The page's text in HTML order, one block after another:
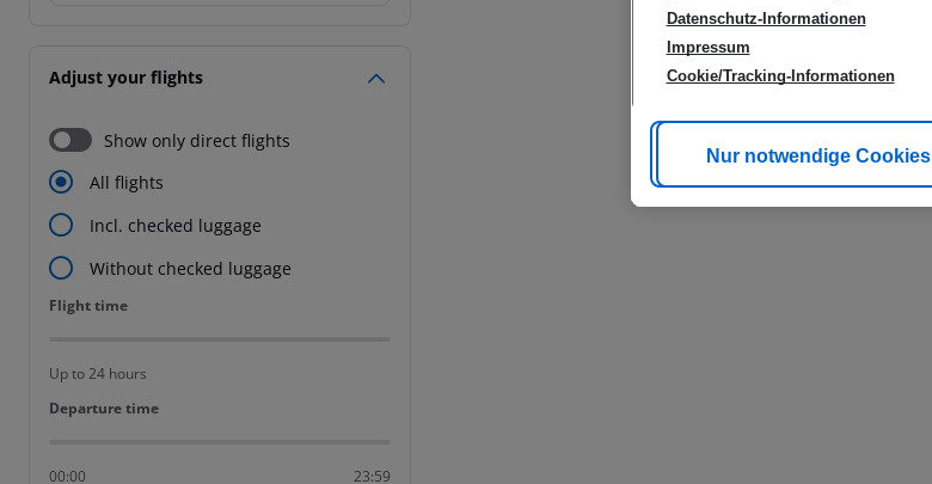
Adjust your flights
Show only direct flights
All flights
Incl. checked luggage
Without checked luggage
Flight time
Flight time
Up to 24 hours
Departure time
Departure time
00:00 23:59
Datenschutz-Informationen
Impressum
Cookie/Tracking-Informationen
Cookie anpassen
Nur notwendige Cookies